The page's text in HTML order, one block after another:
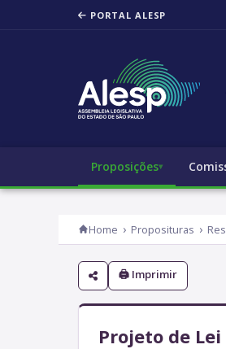
PORTAL ALESP
Proposições
Home Proposituras
🖨 Imprimir
Projeto de Lei